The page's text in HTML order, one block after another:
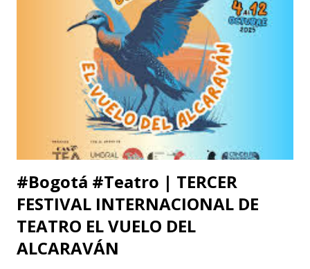
cuenta con el respaldo de instituciones académicas de gran
prestigio como la Universidad Michoacana de San Nicolás
de Hidalgo (México), la Facultad de Estudios Superiores
Iztacala (UNAM, México) y la Facultad de Estudios
Superiores Acatlán (UNAM, México), además de un comité
organizador comprometido con abrir nuevas miradas sobre
el cuerpo, la esce...
#Bogotá #Teatro | TERCER
FESTIVAL INTERNACIONAL DE
TEATRO EL VUELO DEL
ALCARAVÁN